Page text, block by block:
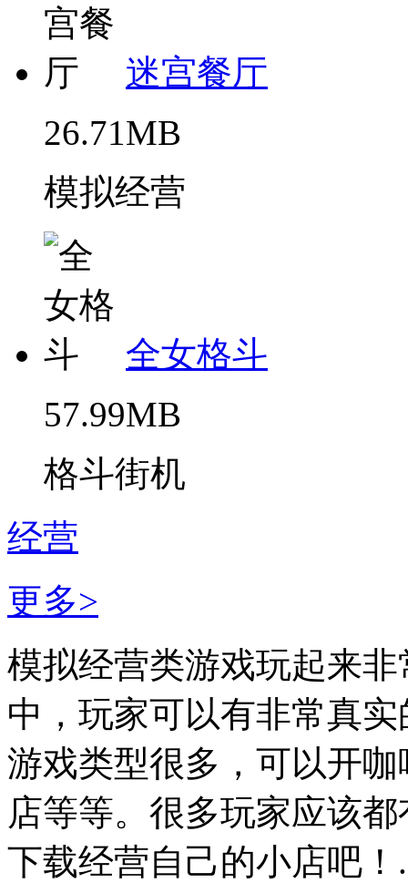
迷宫餐厅
26.71MB
模拟经营
全女格斗
57.99MB
格斗街机
经营
更多>
模拟经营类游戏玩起来
中，玩家可以有非常真
游戏类型很多，可以开
店等等。很多玩家应该
下载经营自己的小店吧！